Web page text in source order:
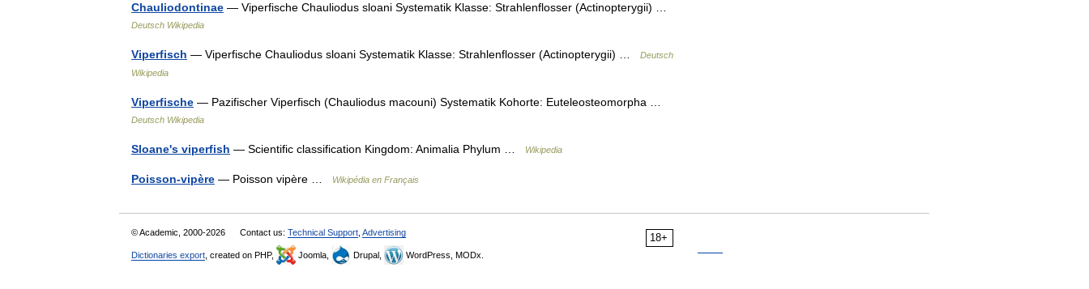
Chauliodontinae — Viperfische Chauliodus sloani Systematik Klasse: Strahlenflosser (Actinopterygii) …
Deutsch Wikipedia
Viperfisch — Viperfische Chauliodus sloani Systematik Klasse: Strahlenflosser (Actinopterygii) …
Deutsch
Wikipedia
Viperfische — Pazifischer Viperfisch (Chauliodus macouni) Systematik Kohorte: Euteleosteomorpha …
Deutsch Wikipedia
Sloane's viperfish — Scientific classification Kingdom: Animalia Phylum … Wikipedia
Poisson-vipère — Poisson vipère … Wikipédia en Français
18+
© Academic, 2000-2026 Contact us: Technical Support Advertising
Dictionaries export , created on PHP, Joomla, Drupal, WordPress, MODx.